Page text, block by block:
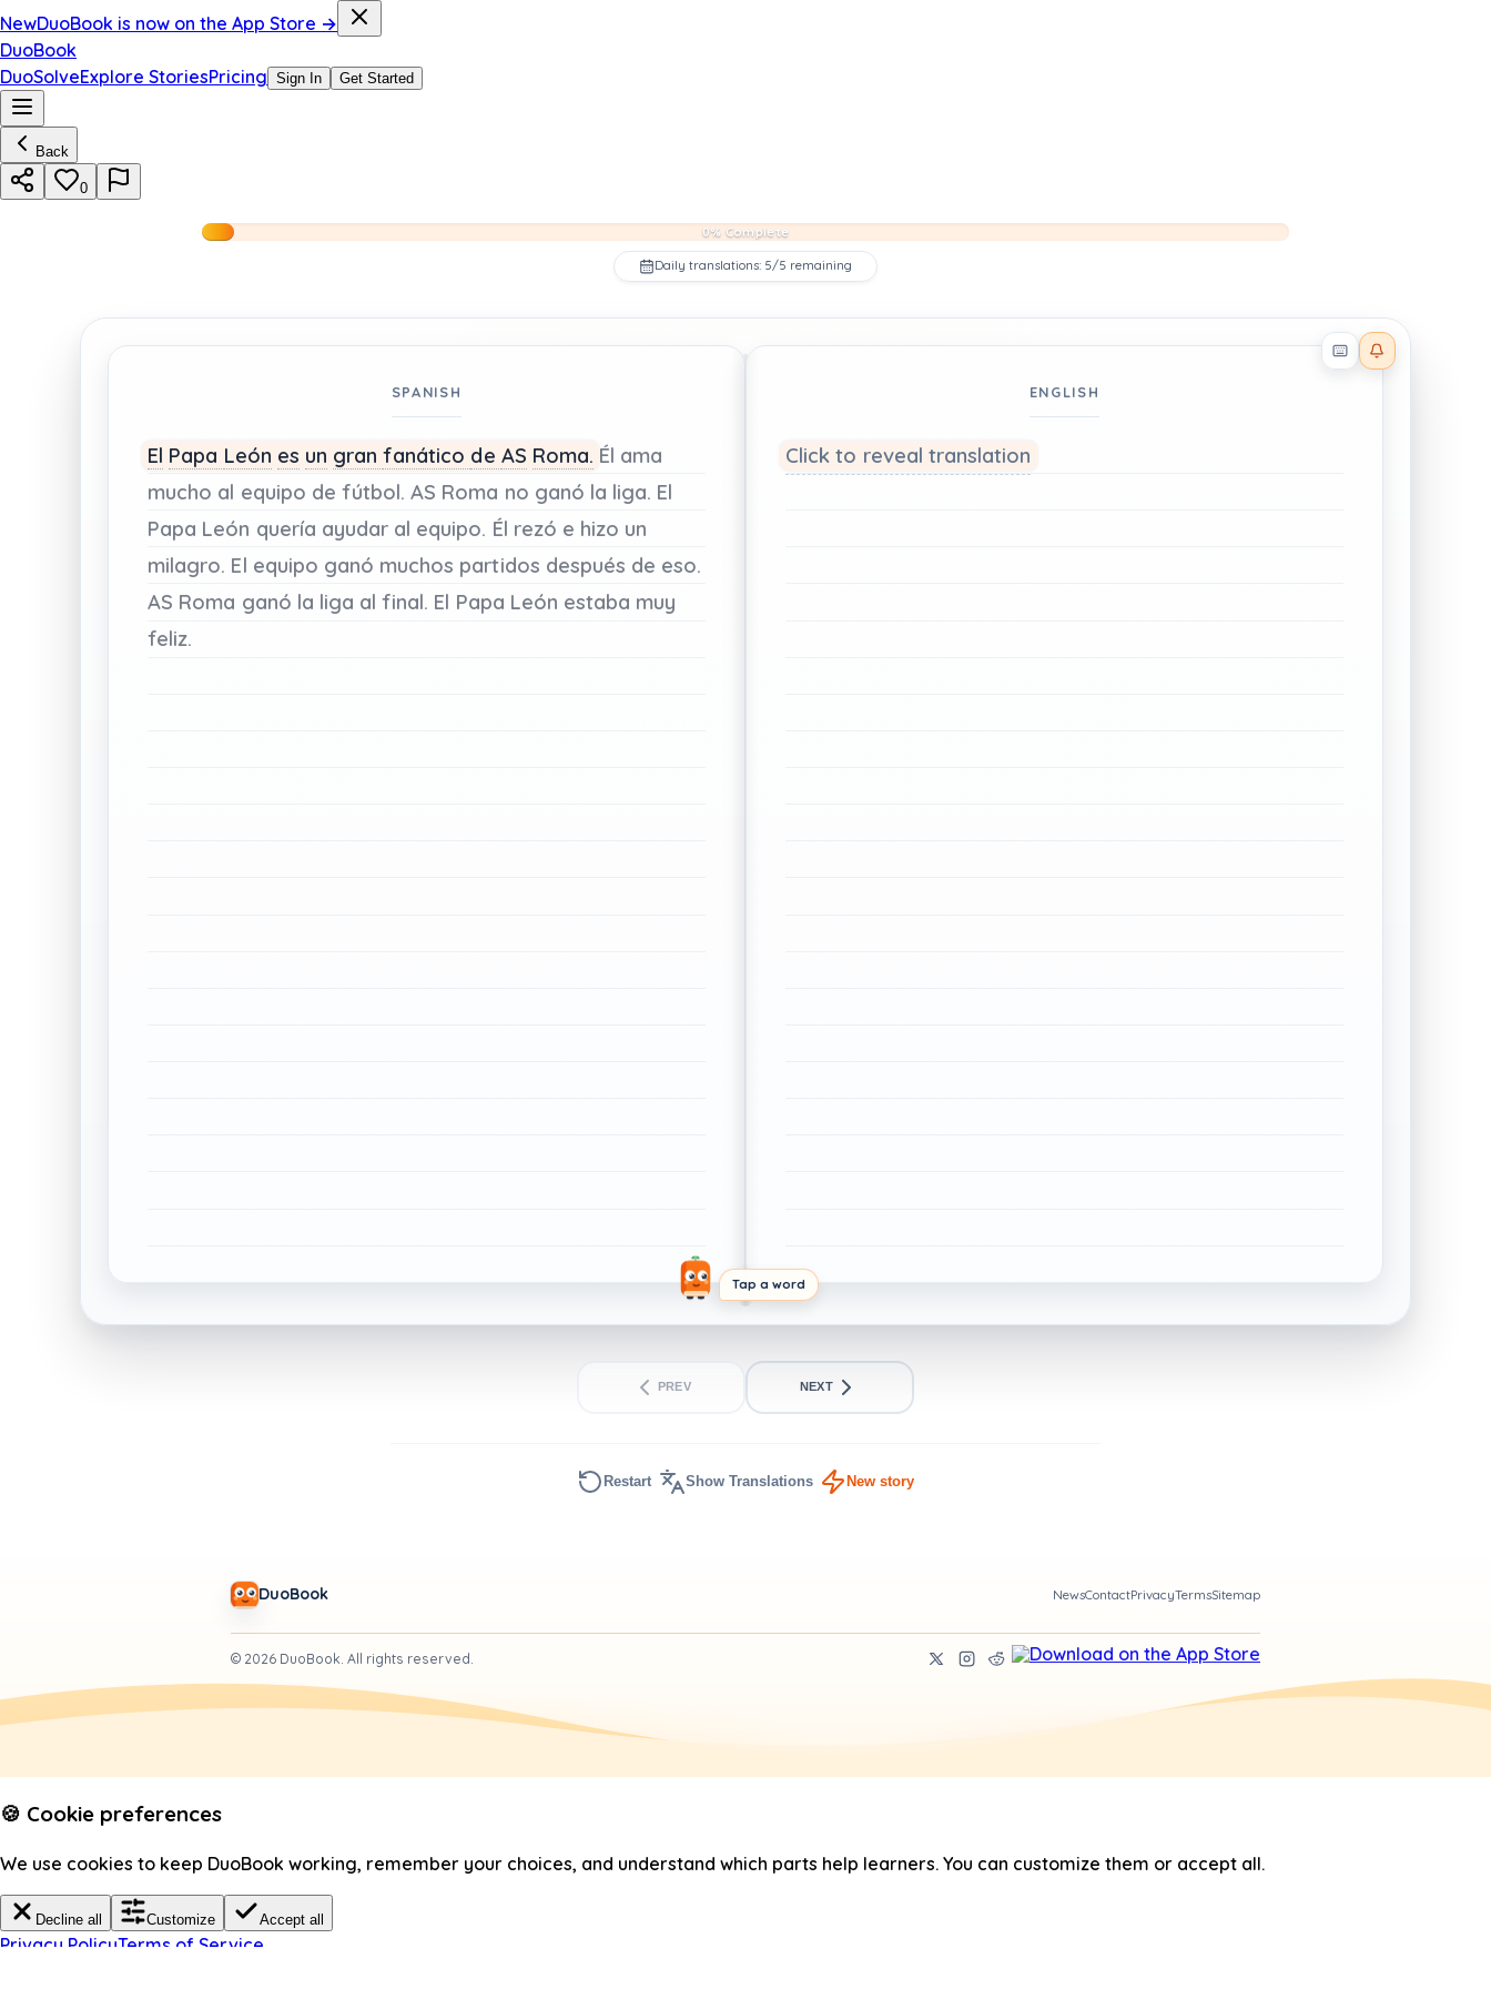
NewDuoBook is now on the App Store →
DuoBook
DuoSolveExplore StoriesPricing Sign In Get Started
Back
0
0% Complete
Daily translations: 5/5 remaining
Reader effects on
Tap a word
SPANISH
El Papa León es un granfanático de AS Roma. Él ama
mucho al equipo de fútbol. AS Roma no ganó la liga. El
Papa León quería ayudar al equipo. Él rezó e hizo un
milagro. El equipo ganó muchos partidos después de eso.
AS Roma ganó la liga al final. El Papa León estaba muy
feliz.
ENGLISH
Click to reveal translation
PREV NEXT
Restart Show Translations New story
DuoBook NewsContactPrivacyTermsSitemap
© 2026 DuoBook. All rights reserved.
🍪 Cookie preferences
We use cookies to keep DuoBook working, remember your choices, and understand which parts help learners. You can customize them or accept all.
Decline all Customize Accept all
Privacy PolicyTerms of Service